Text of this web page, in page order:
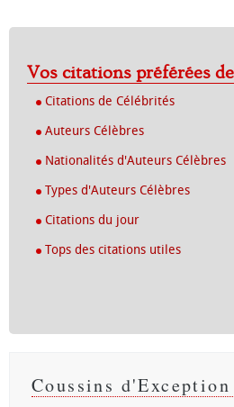
Vos citations préférées
Citations de Célébrités
Auteurs Célèbres
Nationalités d'Auteurs Célèbres
Types d'Auteurs Célèbres
Citations du jour
Tops des citations utiles
Coussins d'Exception